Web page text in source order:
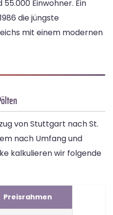
Einwohner. Ein
die jüngste
mit einem modernen
von Stuttgart nach St.
nach Umfang und
kalkulieren wir folgende
Preisrahmen